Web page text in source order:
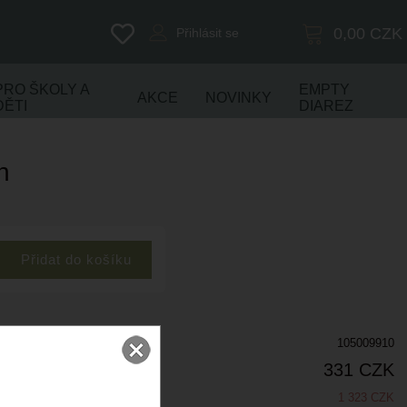
0,00 CZK
Přihlásit se
ŠKOLY A
AKCE NOVINKY
EMPTY
DIAREZ
105009910
331 CZK
1 323 CZK